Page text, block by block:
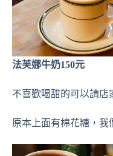
法芙娜牛奶150元
不喜歡喝甜的可以請店
原本上面有棉花糖，我